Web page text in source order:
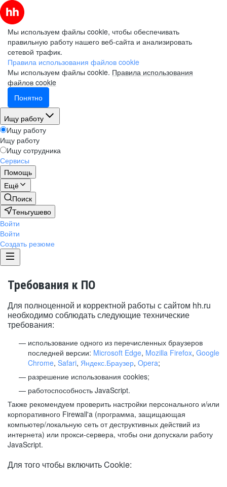
Мы используем файлы cookie, чтобы обеспечивать
правильную работу нашего веб-сайта и анализировать
сетевой трафик.
Правила использования файлов cookie
Мы используем файлы cookie. Правила использования
файлов cookie
Понятно
Ищу работу
Ищу работу
Ищу работу
Ищу сотрудника
Сервисы
Помощь
Ещё
Поиск
Теньгушево
Войти
Войти
Создать резюме
Требования к ПО
Для полноценной и корректной работы с сайтом hh.ru
необходимо соблюдать следующие технические
требования:
использование одного из перечисленных браузеров
последней версии: Microsoft Edge, Mozilla Firefox, Google
Chrome, Safari, Яндекс.Браузер, Opera;
разрешение использования cookies;
работоспособность JavaScript.
Также рекомендуем проверить настройки персонального и/или
корпоративного Firewall'a (программа, защищающая
компьютер/локальную сеть от деструктивных действий из
интернета) или прокси-сервера, чтобы они допускали работу
JavaScript.
Для того чтобы включить Cookie: